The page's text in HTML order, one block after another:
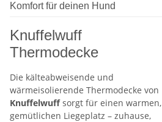
Komfort für deinen Hund
Knuffelwuff
Thermodecke
Die kälteabweisende und
wärmeisolierende Thermodecke von
Knuffelwuffsorgt für einen warmen,
gemütlichen Liegeplatz – zuhause,